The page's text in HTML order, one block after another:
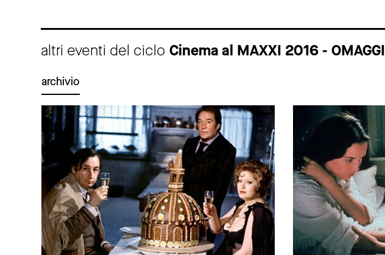
altri eventi del ciclo Cinema al MAXXI 2016 - OMAGGI
archivio